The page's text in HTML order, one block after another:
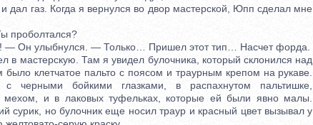
газ. Когда я вернулся во двор мастерской, Юпп сделал мне
проболтался?
Он улыбнулся. — Только… Пришел этот тип… Насчет форда.
мастерскую. Там я увидел булочника, который склонился над
клетчатое пальто с поясом и траурным крепом на рукаве.
черными бойкими глазками, в распахнутом пальтишке,
мехом, и в лаковых туфельках, которые ей были явно малы.
сурик, но булочник еще носил траур и красный цвет вызывал у